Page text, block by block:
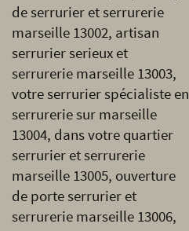
de serrurier et serrurerie
marseille 13002, artisan
serrurier serieux et
serrurerie marseille 13003,
votre serrurier spécialiste en
serrurerie sur marseille
13004, dans votre quartier
serrurier et serrurerie
marseille 13005, ouverture
de porte serrurier et
serrurerie marseille 13006,